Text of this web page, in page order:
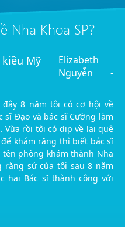
Nha Khoa SP?
Elizabeth
Nguyễn -
đây 8 năm tôi có cơ hội về
sĩ Đạo và bác sĩ Cường làm
Vừa rồi tôi có dịp về lại quê
khám răng thì biết bác sĩ
phòng khám thành Nha
răng sứ của tôi sau 8 năm
hai Bác sĩ thành công với